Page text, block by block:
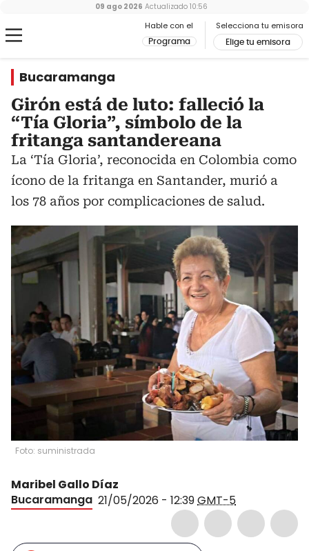
Hable con el
Programa
Selecciona tu emisora
Elige tu emisora
09 ago 2026 Actualizado 10:56
Bucaramanga
Girón está de luto: falleció la
“Tía Gloria”, símbolo de la
fritanga santandereana
La ‘Tía Gloria’, reconocida en Colombia como
ícono de la fritanga en Santander, murió a
los 78 años por complicaciones de salud.
Foto: suministrada
Maribel Gallo Díaz
Bucaramanga 21/05/2026 - 12:39GMT-5